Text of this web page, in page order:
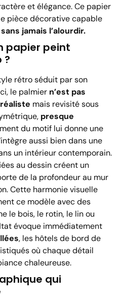
et élégance. Ce papier
pièce décorative capable
sans jamais l’alourdir.
papier peint
?
rétro séduit par son
le palmier n’est pas
mais revisité sous
presque
du motif lui donne une
aussi bien dans une
un intérieur contemporain.
au dessin créent un
de la profondeur au mur
Cette harmonie visuelle
ce modèle avec des
le bois, le rotin, le lin ou
évoque immédiatement
, les hôtels de bord de
où chaque détail
chaleureuse.
qui